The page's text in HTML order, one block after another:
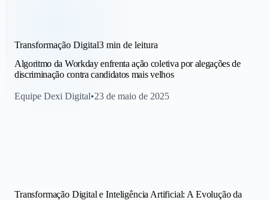
Transformação Digital3 min de leitura
Algoritmo da Workday enfrenta ação coletiva por alegações de
discriminação contra candidatos mais velhos
Equipe Dexi Digital•23 de maio de 2025
Transformação Digital e Inteligência Artificial: A Evolução da